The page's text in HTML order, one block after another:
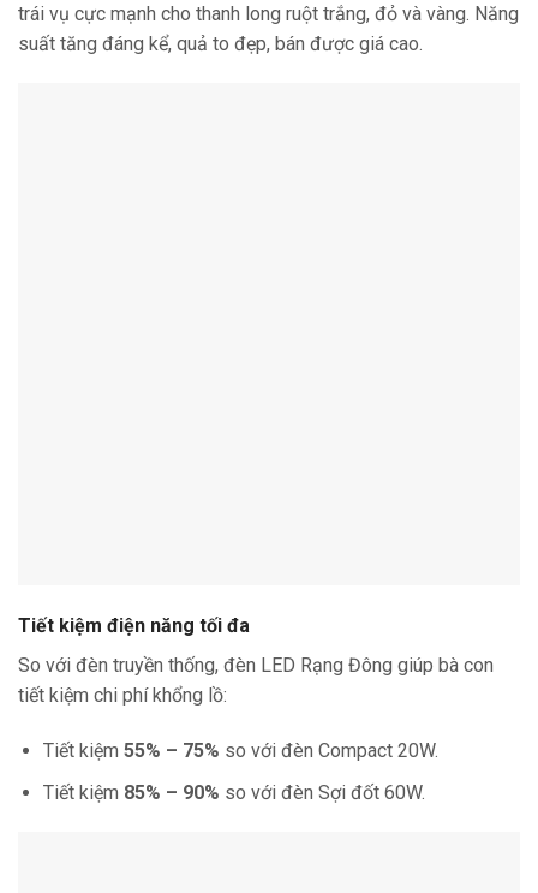
trái vụ cực mạnh cho thanh long ruột trắng, đỏ và vàng. Năng
suất tăng đáng kể, quả to đẹp, bán được giá cao.
Tiết kiệm điện năng tối đa
So với đèn truyền thống, đèn LED Rạng Đông giúp bà con
tiết kiệm chi phí khổng lồ:
Tiết kiệm 55% – 75% so với đèn Compact 20W.
Tiết kiệm 85% – 90% so với đèn Sợi đốt 60W.